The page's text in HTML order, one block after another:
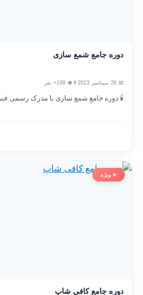
دوره جامع شمع سازی
👨‍🎓 198+ نفر
🕯️ دوره جامع شمع سازی با مدرک رسمی فنی
⭐ ویژه
دوره جامع کافی شاپ